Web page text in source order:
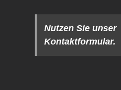
Nutzen Sie unser
Kontaktformular.